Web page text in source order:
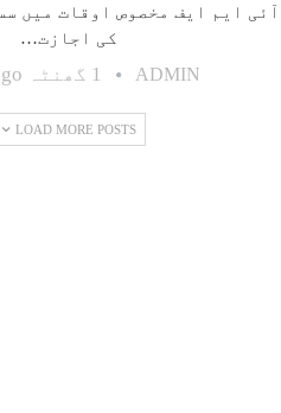
آئی ایم ایف مخصوص اوقات میں
کی اجازت…
ADMIN 1 گھنٹہ ago
LOAD MORE POSTS